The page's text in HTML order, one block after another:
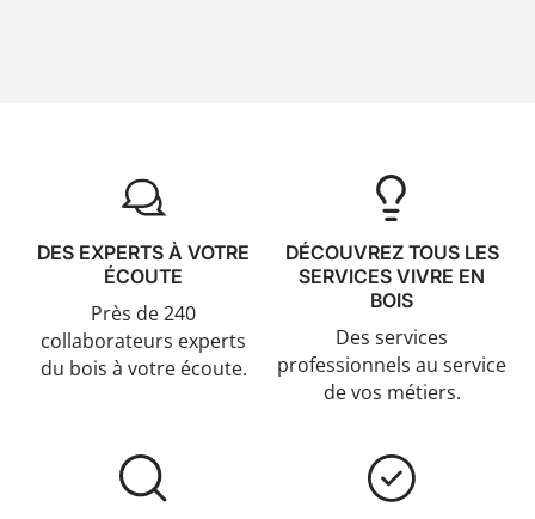
DES EXPERTS À VOTRE
ÉCOUTE
Près de 240
collaborateurs experts
du bois à votre écoute.
DÉCOUVREZ TOUS LES
SERVICES VIVRE EN
BOIS
Des services
professionnels au service
de vos métiers.